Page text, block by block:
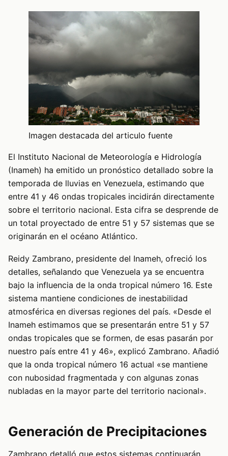
Imagen destacada del articulo fuente
El Instituto Nacional de Meteorología e Hidrología
(Inameh) ha emitido un pronóstico detallado sobre la
temporada de lluvias en Venezuela, estimando que
entre 41 y 46 ondas tropicales incidirán directamente
sobre el territorio nacional. Esta cifra se desprende de
un total proyectado de entre 51 y 57 sistemas que se
originarán en el océano Atlántico.
Reidy Zambrano, presidente del Inameh, ofreció los
detalles, señalando que Venezuela ya se encuentra
bajo la influencia de la onda tropical número 16. Este
sistema mantiene condiciones de inestabilidad
atmosférica en diversas regiones del país. «Desde el
Inameh estimamos que se presentarán entre 51 y 57
ondas tropicales que se formen, de esas pasarán por
nuestro país entre 41 y 46», explicó Zambrano. Añadió
que la onda tropical número 16 actual «se mantiene
con nubosidad fragmentada y con algunas zonas
nubladas en la mayor parte del territorio nacional».
Generación de Precipitaciones